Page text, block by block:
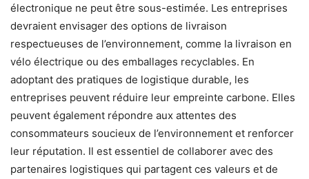
électronique ne peut être sous-estimée. Les entreprises
devraient envisager des options de livraison
respectueuses de l’environnement, comme la livraison en
vélo électrique ou des emballages recyclables. En
adoptant des pratiques de logistique durable, les
entreprises peuvent réduire leur empreinte carbone. Elles
peuvent également répondre aux attentes des
consommateurs soucieux de l’environnement et renforcer
leur réputation. Il est essentiel de collaborer avec des
partenaires logistiques qui partagent ces valeurs et de